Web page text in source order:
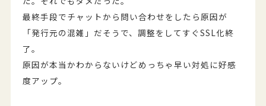
最終手段でチャットから問い合わせをしたら原因が
「発行元の混雑」だそうで、調整をしてすぐSSL化終
了。
原因が本当かわからないけどめっちゃ早い対処に好感
度アップ。